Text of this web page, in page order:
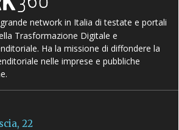
network in Italia di testate e portali
Trasformazione Digitale e
Ha la missione di diffondere la
nelle imprese e pubbliche
22